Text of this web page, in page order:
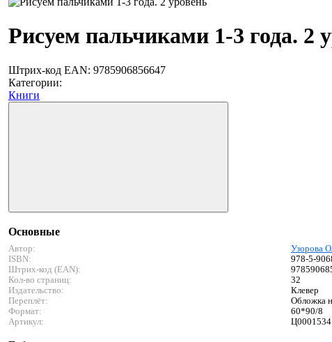
Рисуем пальчиками 1-3 года. 2
Штрих-код EAN: 9785906856647
Категории:
Книги
Основные
Автор:
Узорова
ISBN:
978-5-
Штрих-код (EAN):
Кол-во страниц:
32
Издательство:
Клевер
Переплёт:
Обложка
Формат:
60*90/8
Артикул:
Ц0001534